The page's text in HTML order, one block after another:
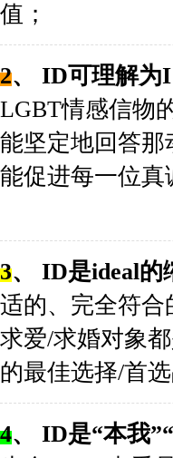
值；
2、
ID可理解为
LGBT情感信物
能坚定地回答那
能促进每一位
3、 ID是ideal的
适的、完全符
求爱/求婚对象
的最佳
4、 ID是“本我